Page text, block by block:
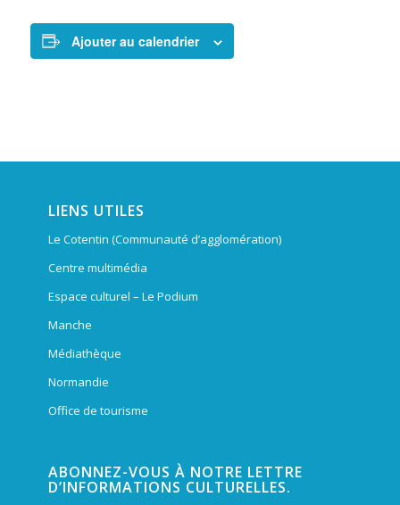
Ajouter au calendrier
LIENS UTILES
Le Cotentin (Communauté d’agglomération)
Centre multimédia
Espace culturel – Le Podium
Manche
Médiathèque
Normandie
Office de tourisme
ABONNEZ-VOUS À NOTRE LETTRE
D’INFORMATIONS CULTURELLES.